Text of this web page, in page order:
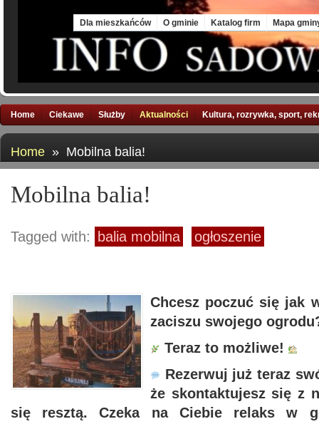
Dla mieszkańców O gminie Katalog firm Mapa
Home Ciekawe Służby Aktualności Kultura, rozrywka, sport,
Home » Mobilna balia!
Mobilna balia!
Tagged with: balia mobilna ogłoszenie
Chcesz poczuć się jak
zaciszu swojego
Teraz to możliwe!
Rezerwuj już teraz
że skontaktujesz się z
się resztą. Czeka na Ciebie relaks w